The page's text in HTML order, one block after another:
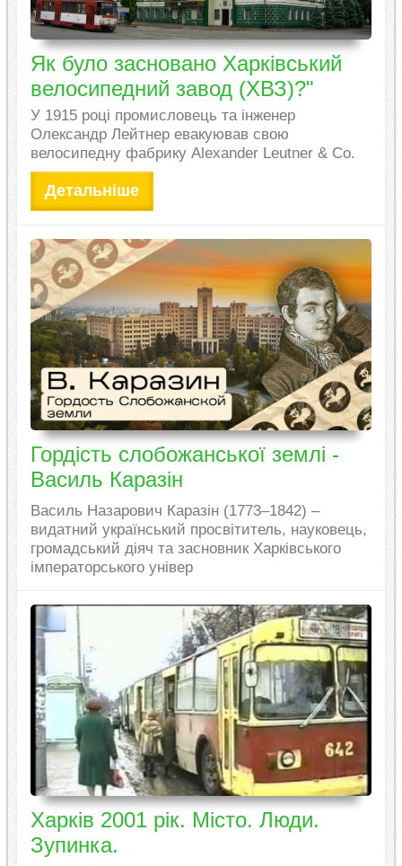
Як було засновано Харківський
велосипедний завод (ХВЗ)?"
У 1915 році промисловець та інженер
Олександр Лейтнер евакуював свою
велосипедну фабрику Alexander Leutner & Co.
Детальніше
Гордість слобожанської землі -
Василь Каразін
Василь Назарович Каразін (1773–1842) –
видатний український просвітитель, науковець,
громадський діяч та засновник Харківського
імператорського універ
Харків 2001 рік. Місто. Люди.
Зупинка.